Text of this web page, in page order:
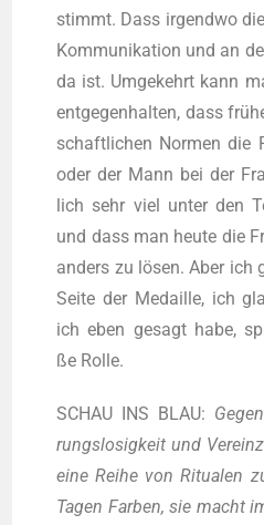
stimmt. Dass irgend­wo
Kom­mu­ni­ka­ti­on und an
da ist. Umge­kehrt kann
ent­ge­gen­hal­ten, dass
schaft­li­chen Nor­men die
oder der Mann bei der
lich sehr viel unter den
und dass man heu­te die
anders zu lösen. Aber ich
Sei­te der Medail­le, ich
ich eben gesagt habe,
ße Rolle.
SCHAU INS BLAU:
rungs­lo­sig­keit und
eine Rei­he von Ritua­len
Tagen Far­ben, sie macht